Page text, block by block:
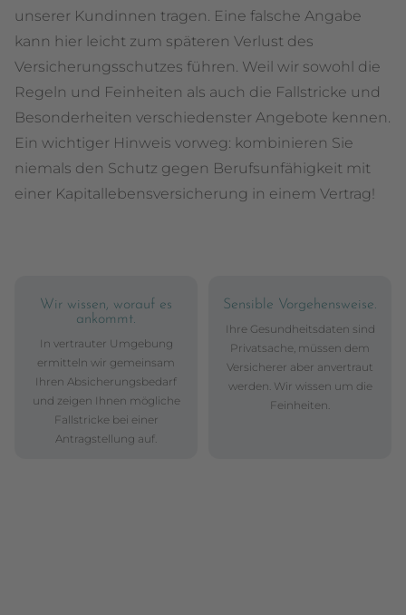
unserer Kundinnen tragen. Eine falsche Angabe
kann hier leicht zum späteren Verlust des
Versicherungsschutzes führen. Weil wir sowohl die
Regeln und Feinheiten als auch die Fallstricke und
Besonderheiten verschiedenster Angebote kennen.
Ein wichtiger Hinweis vorweg: kombinieren Sie
niemals den Schutz gegen Berufsunfähigkeit mit
einer Kapitallebensversicherung in einem Vertrag!
Wir wissen, worauf es
ankommt.
In vertrauter Umgebung
ermitteln wir gemeinsam
Ihren Absicherungsbedarf
und zeigen Ihnen mögliche
Fallstricke bei einer
Antragstellung auf.
Sensible Vorgehensweise.
Ihre Gesundheitsdaten sind
Privatsache, müssen dem
Versicherer aber anvertraut
werden. Wir wissen um die
Feinheiten.